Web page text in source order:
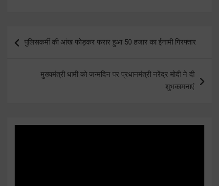
navigation
पुलिसकर्मी की आंख फोड़कर फरार हुआ 50 हजार का ईनामी गिरफ्तार
मुख्यमंत्री धामी को जन्मदिन पर प्रधानमंत्री नरेंद्र मोदी ने दी
शुभकामनाएं